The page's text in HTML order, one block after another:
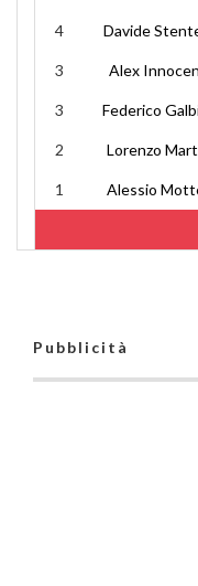
4 Davide
3 Alex
3 Federico
2 Lorenzo
1 Alessio
Pubblicità